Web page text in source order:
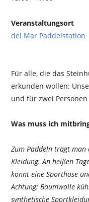
Veranstaltungsort
del Mar Paddelstation
Für alle, die das
erkunden wollen:
und für zwei
Was muss ich
Zum Paddeln trägt man
Kleidung. An heißen
könnt eine Sporthose
Achtung: Baumwolle
synthetische